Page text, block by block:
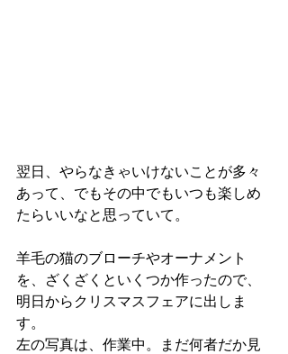
翌日、やらなきゃいけないことが多々
あって、でもその中でもいつも楽しめ
たらいいなと思っていて。
羊毛の猫のブローチやオーナメント
を、ざくざくといくつか作ったので、
明日からクリスマスフェアに出しま
す。
左の写真は、作業中。まだ何者だか見